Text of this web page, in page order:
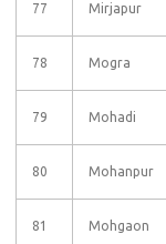
77 Mirjapur
78 Mogra
79 Mohadi
80 Mohanpur
81 Mohgaon